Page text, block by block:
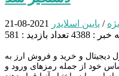
/ یایین اسلایدر
2021-08-21
: 4388
تعداد بازدید : 581
دیجیتال و خرید و فروش ارز به
خود از جمله رمزهای ورود و